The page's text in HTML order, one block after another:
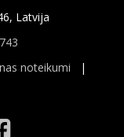
Latvija
noteikumi |